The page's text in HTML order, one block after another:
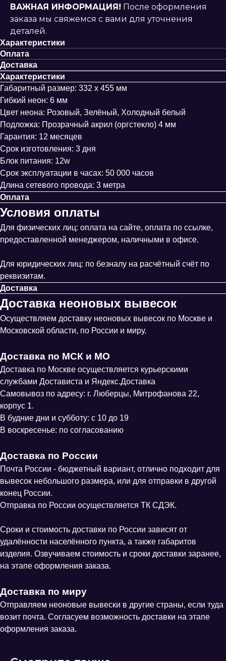
ВАЖНАЯ ИНФОРМАЦИЯ! После оформления
заказа мы свяжемся с вами для уточнения
деталей.
Характеристики
Оплата
Доставка
Характеристики
Габаритный размер: 332 х 455 мм
Гибкий неон: 6 мм
Цвет неона: Розовый, Зелёный, Холодный белый
Подложка: Прозрачный акрил (оргстекло) 4 мм
Гарантия: 12 месяцев
Срок изготовления: 3 дня
Блок питания: 12w
Срок эксплуатации в часах: 50 000 часов
Длина сетевого провода: 3 метра
Оплата
Условия оплаты
Для физических лиц: оплата на сайте, оплата по ссылке,
предоставленной менеджером, наличными в офисе.
Для юридических лиц: по безналу на расчётный счёт по
реквизитам.
Доставка
Доставка неоновых вывесок
Осуществляем доставку неоновых вывесок по Москве и
Московской области, по России и миру.
Доставка по МСК и МО
Доставка по Москве осуществляется курьерскими
службами Достависта и Яндекс.Доставка
Самовывоз по адресу: г. Люберцы, Митрофанова 22,
корпус 1.
В будние дни и субботу: с 10 до 19
В воскресенье: по согласованию
Доставка по России
Почта России - бюджетный вариант, отлично подходит для
вывесок небольшого размера, или для отправки в другой
конец России.
Отправка по России осуществляется ТК СДЭК.
Сроки и стоимость доставки по России зависят от
удалённости населённого пункта, а также габаритов
изделия. Озвучиваем стоимость и сроки доставки заранее,
на этапе оформления заказа.
Доставка по миру
Отправляем неоновые вывески в другие страны, если туда
возит почта. Согласуем возможность доставки на этапе
оформления заказа.